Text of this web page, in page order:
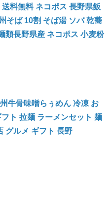
料無料 ネコポス 長野県飯
そば 10割 そば湯 ソバ 乾蕎
類長野県産 ネコポス 小麦粉
牛骨味噌らぅめん 冷凍 お
ト 拉麺 ラーメンセット 麺
グルメ ギフト 長野